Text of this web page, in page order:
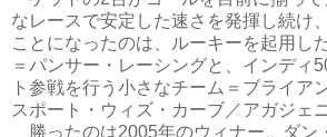
なレースで安定した速さを発揮し続け
ことになったのは、ルーキーを起用し
＝パンサー・レーシングと、インディ
ト参戦を行う小さなチーム＝ブライア
スポート・ウィズ・カーブ／アガジェ
勝ったのは2005年のウィナー、ダン